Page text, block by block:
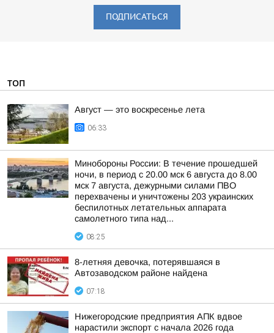
ПОДПИСАТЬСЯ
ТОП
Август — это воскресенье лета
06:33
Минобороны России: В течение прошедшей
ночи, в период с 20.00 мск 6 августа до 8.00
мск 7 августа, дежурными силами ПВО
перехвачены и уничтожены 203 украинских
беспилотных летательных аппарата
самолетного типа над...
08:25
8-летняя девочка, потерявшаяся в
Автозаводском районе найдена
07:18
Нижегородские предприятия АПК вдвое
нарастили экспорт с начала 2026 года